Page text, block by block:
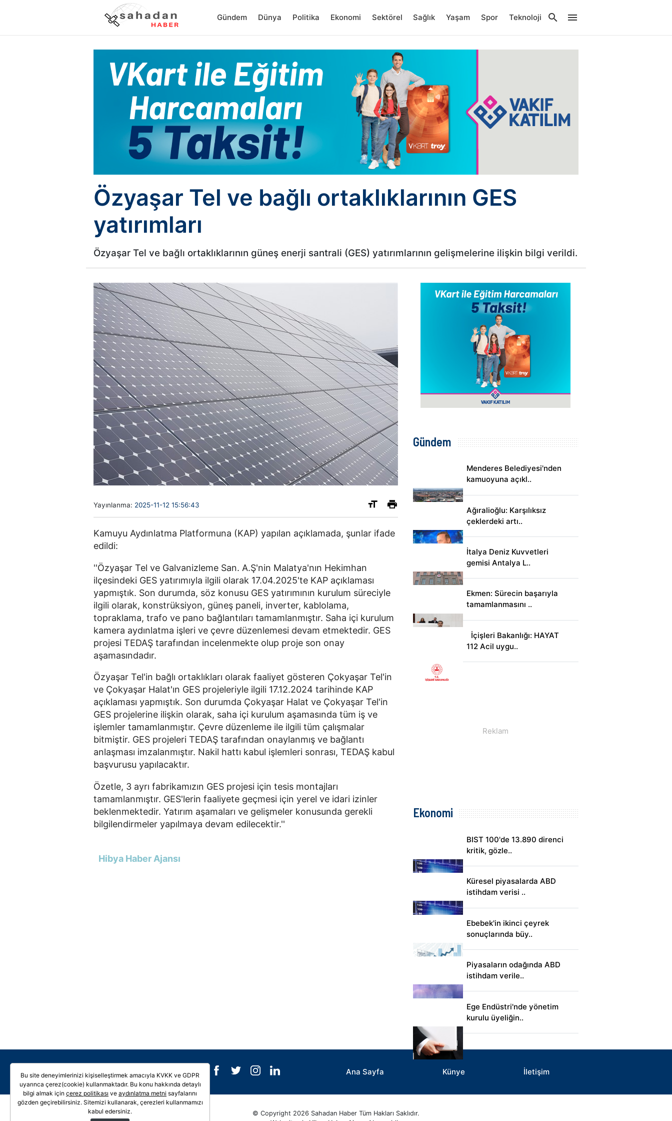
Gündem Dünya Politika Ekonomi Sektörel Sağlık Yaşam Spor Teknoloji
Özyaşar Tel ve bağlı ortaklıklarının GES
yatırımları
Özyaşar Tel ve bağlı ortaklıklarının güneş enerji santrali (GES) yatırımlarının gelişmelerine ilişkin bilgi verildi.
Yayınlanma: 2025-11-12 15:56:43
Kamuyu Aydınlatma Platformuna (KAP) yapılan açıklamada, şunlar ifade
edildi:
''Özyaşar Tel ve Galvanizleme San. A.Ş'nin Malatya'nın Hekimhan
ilçesindeki GES yatırımıyla ilgili olarak 17.04.2025'te KAP açıklaması
yapmıştık. Son durumda, söz konusu GES yatırımının kurulum süreciyle
ilgili olarak, konstrüksiyon, güneş paneli, inverter, kablolama,
topraklama, trafo ve pano bağlantıları tamamlanmıştır. Saha içi kurulum
kamera aydınlatma işleri ve çevre düzenlemesi devam etmektedir. GES
projesi TEDAŞ tarafından incelenmekte olup proje son onay
aşamasındadır.
Özyaşar Tel'in bağlı ortaklıkları olarak faaliyet gösteren Çokyaşar Tel'in
ve Çokyaşar Halat'ın GES projeleriyle ilgili 17.12.2024 tarihinde KAP
açıklaması yapmıştık. Son durumda Çokyaşar Halat ve Çokyaşar Tel'in
GES projelerine ilişkin olarak, saha içi kurulum aşamasında tüm iş ve
işlemler tamamlanmıştır. Çevre düzenleme ile ilgili tüm çalışmalar
bitmiştir. GES projeleri TEDAŞ tarafından onaylanmış ve bağlantı
anlaşması imzalanmıştır. Nakil hattı kabul işlemleri sonrası, TEDAŞ kabul
başvurusu yapılacaktır.
Özetle, 3 ayrı fabrikamızın GES projesi için tesis montajları
tamamlanmıştır. GES'lerin faaliyete geçmesi için yerel ve idari izinler
beklenmektedir. Yatırım aşamaları ve gelişmeler konusunda gerekli
bilgilendirmeler yapılmaya devam edilecektir.''
Hibya Haber Ajansı
Gündem
Menderes Belediyesi'nden
kamuoyuna açıkl..
Ağıralioğlu: Karşılıksız
çeklerdeki artı..
İtalya Deniz Kuvvetleri
gemisi Antalya L..
Ekmen: Sürecin başarıyla
tamamlanmasını ..
İçişleri Bakanlığı: HAYAT
112 Acil uygu..
Ekonomi
BIST 100'de 13.890 direnci
kritik, gözle..
Küresel piyasalarda ABD
istihdam verisi ..
Ebebek'in ikinci çeyrek
sonuçlarında büy..
Piyasaların odağında ABD
istihdam verile..
Ege Endüstri'nde yönetim
kurulu üyeliğin..
Galeri Video Ana Sayfa Künye İletişim
© Copyright 2026 Sahadan Haber Tüm Hakları Saklıdır.
Bu site deneyimlerinizi kişiselleştirmek amacıyla KVKK ve GDPR
uyarınca çerez(cookie) kullanmaktadır. Bu konu hakkında detaylı
bilgi almak için çerez politikası ve aydınlatma metni sayfalarını
gözden geçirebilirsiniz. Sitemizi kullanarak, çerezleri kullanmamızı
kabul edersiniz.